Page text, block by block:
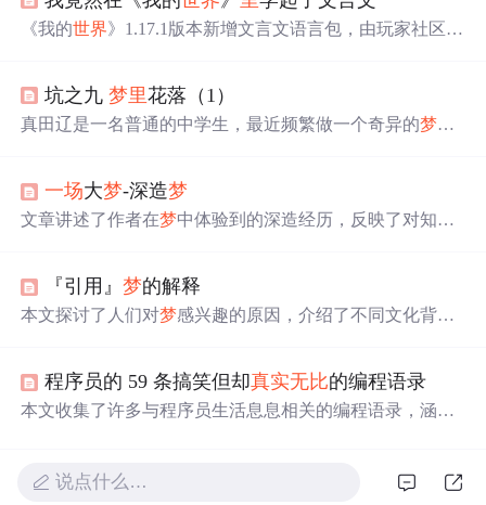
《我的世界》1.17.1版本新增文言文语言包，由玩家社区贡
议，但也激发了广泛讨论与兴趣。
坑之九梦里花落（1）
真田辽是一名普通的中学生，最近频繁做一个奇异的梦：
一场大梦-深造梦
文章讲述了作者在梦中体验到的深造经历，反映了对知识
国留学象征着对知识的热情，而面对现实，作者提倡保持
求知欲，勇于接受挑战并寻找个人成长的机会。
『引用』梦的解释
本文探讨了人们对梦感兴趣的原因，介绍了不同文化背景
变、思想情绪等。最后指出弗洛伊德建立了梦的科学理
论，但梦的研究仍面临证实难题。
程序员的 59 条搞笑但却真实无比的编程语录
本文收集了许多与程序员生活息息相关的编程语录，涵盖
说点什么…